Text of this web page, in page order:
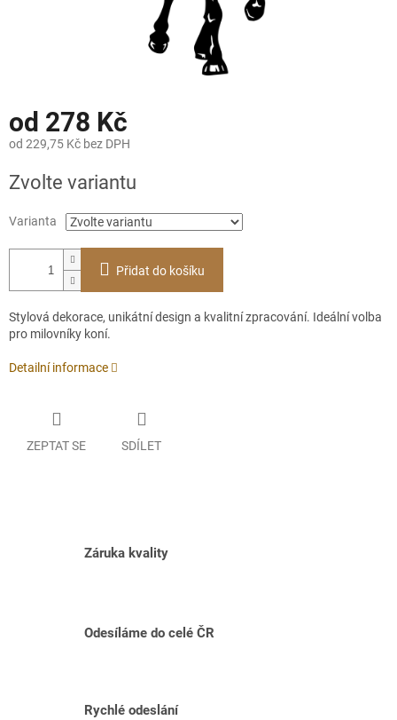
od 278 Kč
od 229,75 Kč bez DPH
cena:
Zvolte variantu
Varianta
Přidat do košíku
Stylová dekorace, unikátní design a kvalitní zpracování. Ideální volba
pro milovníky koní.
Detailní informace
ZEPTAT SE SDÍLET
Záruka kvality
Odesíláme do celé ČR
Rychlé odeslání